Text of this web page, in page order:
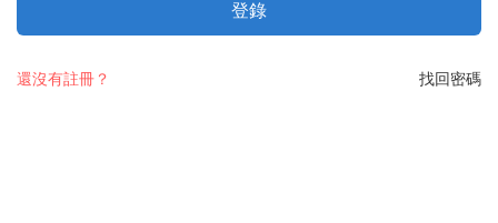
登錄
找回密碼
還沒有註冊？